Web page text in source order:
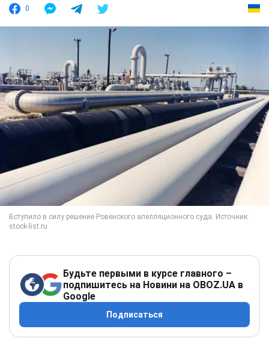
0
Будьте первыми в курсе главного –
подпишитесь на Новини на OBOZ.UA в
Google
Подписаться